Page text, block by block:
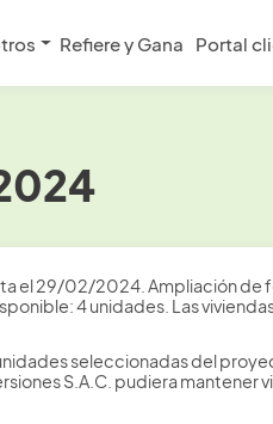
Refiere y Gana Portal
el 29/02/2024. Ampliación de
4 unidades. Las
seleccionadas del
S.A.C. pudiera mantener